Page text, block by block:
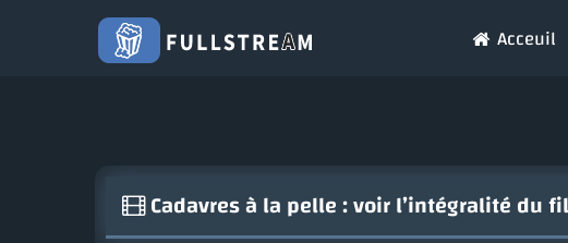
Acceuil
Cadavres à la pelle : voir l’intégralité du